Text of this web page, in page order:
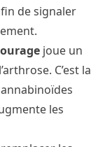
de signaler
joue un
C’est la
les